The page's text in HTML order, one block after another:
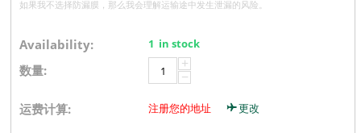
如果我不选择防漏膜，那么我会理解运输途中发生泄漏的风险。
Availability: 1 in stock
数量: +
−
运费计算: 注册您的地址 更改